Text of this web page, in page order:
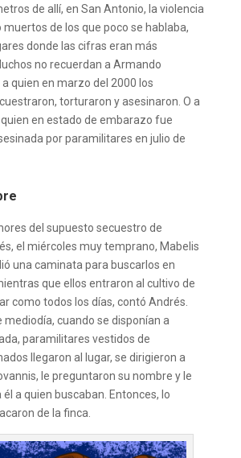
de allí, en San Antonio, la violencia
de los que poco se hablaba,
donde las cifras eran más
no recuerdan a Armando
a quien en marzo del 2000 los
torturaron y asesinaron. O a
quien en estado de embarazo fue
por paramilitares en julio de
del supuesto secuestro de
el miércoles muy temprano, Mabelis
una caminata para buscarlos en
que ellos entraron al cultivo de
como todos los días, contó Andrés.
mediodía, cuando se disponían a
paramilitares vestidos de
llegaron al lugar, se dirigieron a
le preguntaron su nombre y le
a quien buscaban. Entonces, lo
de la finca.